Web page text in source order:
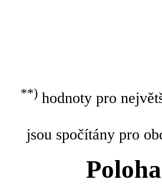
**)hodnoty pro
jsou spočítány pro